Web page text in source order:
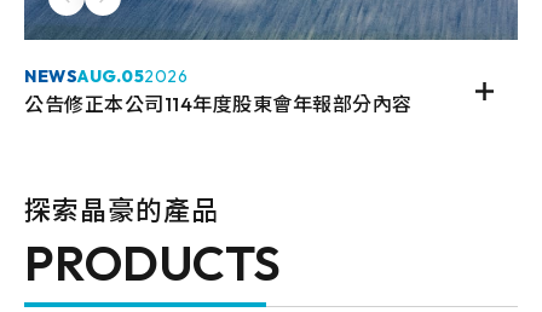
NEWSAUG.052026
公告修正本公司114年度股東會年報部分內容
探索晶豪的產品
PRODUCTS